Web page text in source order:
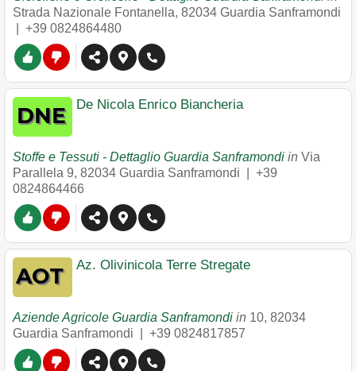
Strada Nazionale Fontanella, 82034 Guardia Sanframondi
+39 0824864480
De Nicola Enrico Biancheria
Stoffe e Tessuti - Dettaglio Guardia Sanframondi in Via
Parallela 9, 82034 Guardia Sanframondi
+39
0824864466
Az. Olivinicola Terre Stregate
Aziende Agricole Guardia Sanframondi in 10, 82034
Guardia Sanframondi
+39 0824817857